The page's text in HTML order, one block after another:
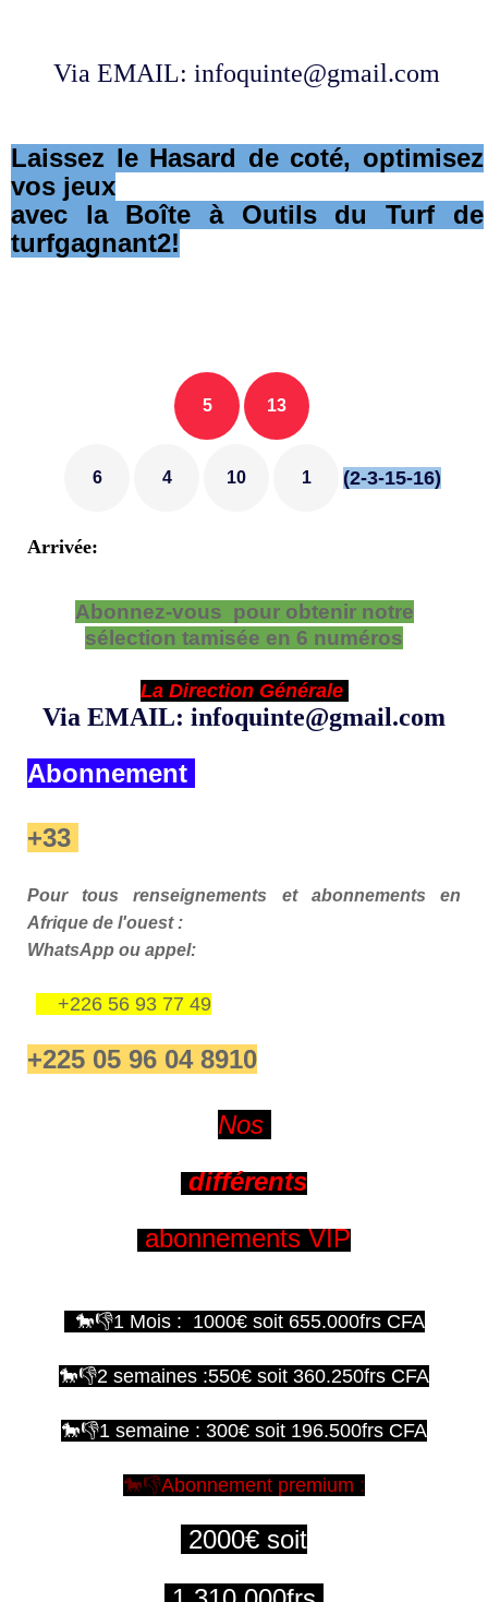
Via EMAIL: infoquinte@gmail.com
Laissez le Hasard de coté, optimisez
vos jeux
avec la Boîte à Outils du Turf de
turfgagnant2!
5 13
6 4 10 1 (2-3-15-16)
Arrivée:
Abonnez-vous pour obtenir notre
sélection tamisée en 6 numéros
La Direction Générale
Via EMAIL: infoquinte@gmail.com
Abonnement
+33
Pour tous renseignements et abonnements en
Afrique de l'ouest :
WhatsApp ou appel:
+226 56 93 77 49
+225 05 96 04 8910
Nos
différents
abonnements VIP
🐎👎1 Mois : 1000€ soit 655.000frs CFA
🐎👎2 semaines :550€ soit 360.250frs CFA
🐎👎1 semaine : 300€ soit 196.500frs CFA
🐎👎Abonnement premium :
2000€ soit